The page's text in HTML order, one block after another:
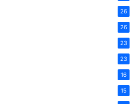
26
26
23
23
16
15